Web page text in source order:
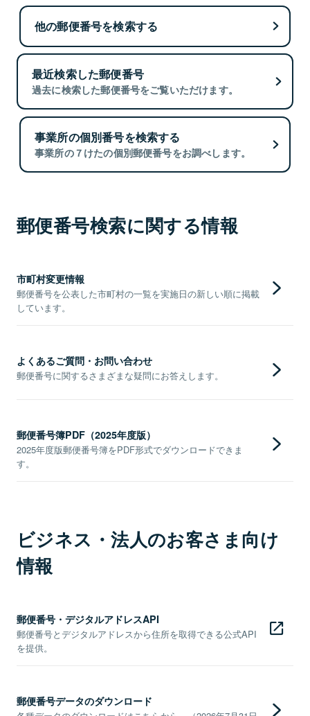
他の郵便番号を検索する
最近検索した郵便番号
過去に検索した郵便番号をご覧いただけます。
事業所の個別番号を検索する
事業所の７けたの個別郵便番号をお調べします。
郵便番号検索に関する情報
市町村変更情報
郵便番号を公表した市町村の一覧を実施日の新しい順に掲載
しています。
よくあるご質問・お問い合わせ
郵便番号に関するさまざまな疑問にお答えします。
郵便番号簿PDF（2025年度版）
2025年度版郵便番号簿をPDF形式でダウンロードできま
す。
ビジネス・法人のお客さま向け
情報
郵便番号・デジタルアドレスAPI
郵便番号とデジタルアドレスから住所を取得できる公式API
を提供。
郵便番号データのダウンロード